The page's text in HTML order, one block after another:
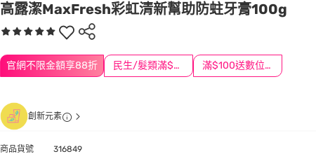
高露潔MaxFresh彩虹清新幫助防蛀牙膏100g
官網不限金額享88折 民生/髮類滿$388送舒潔冰巾 滿$100送數位印花
創新元素
商品貨號 316849